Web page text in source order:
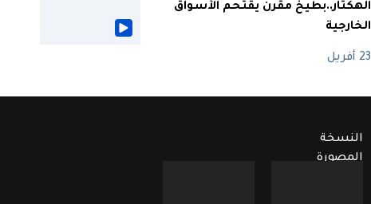
الهكتار..بطيخ مقرن يقتحم الأسواق
الخارجية
23 أفريل
النسخة
المصورة